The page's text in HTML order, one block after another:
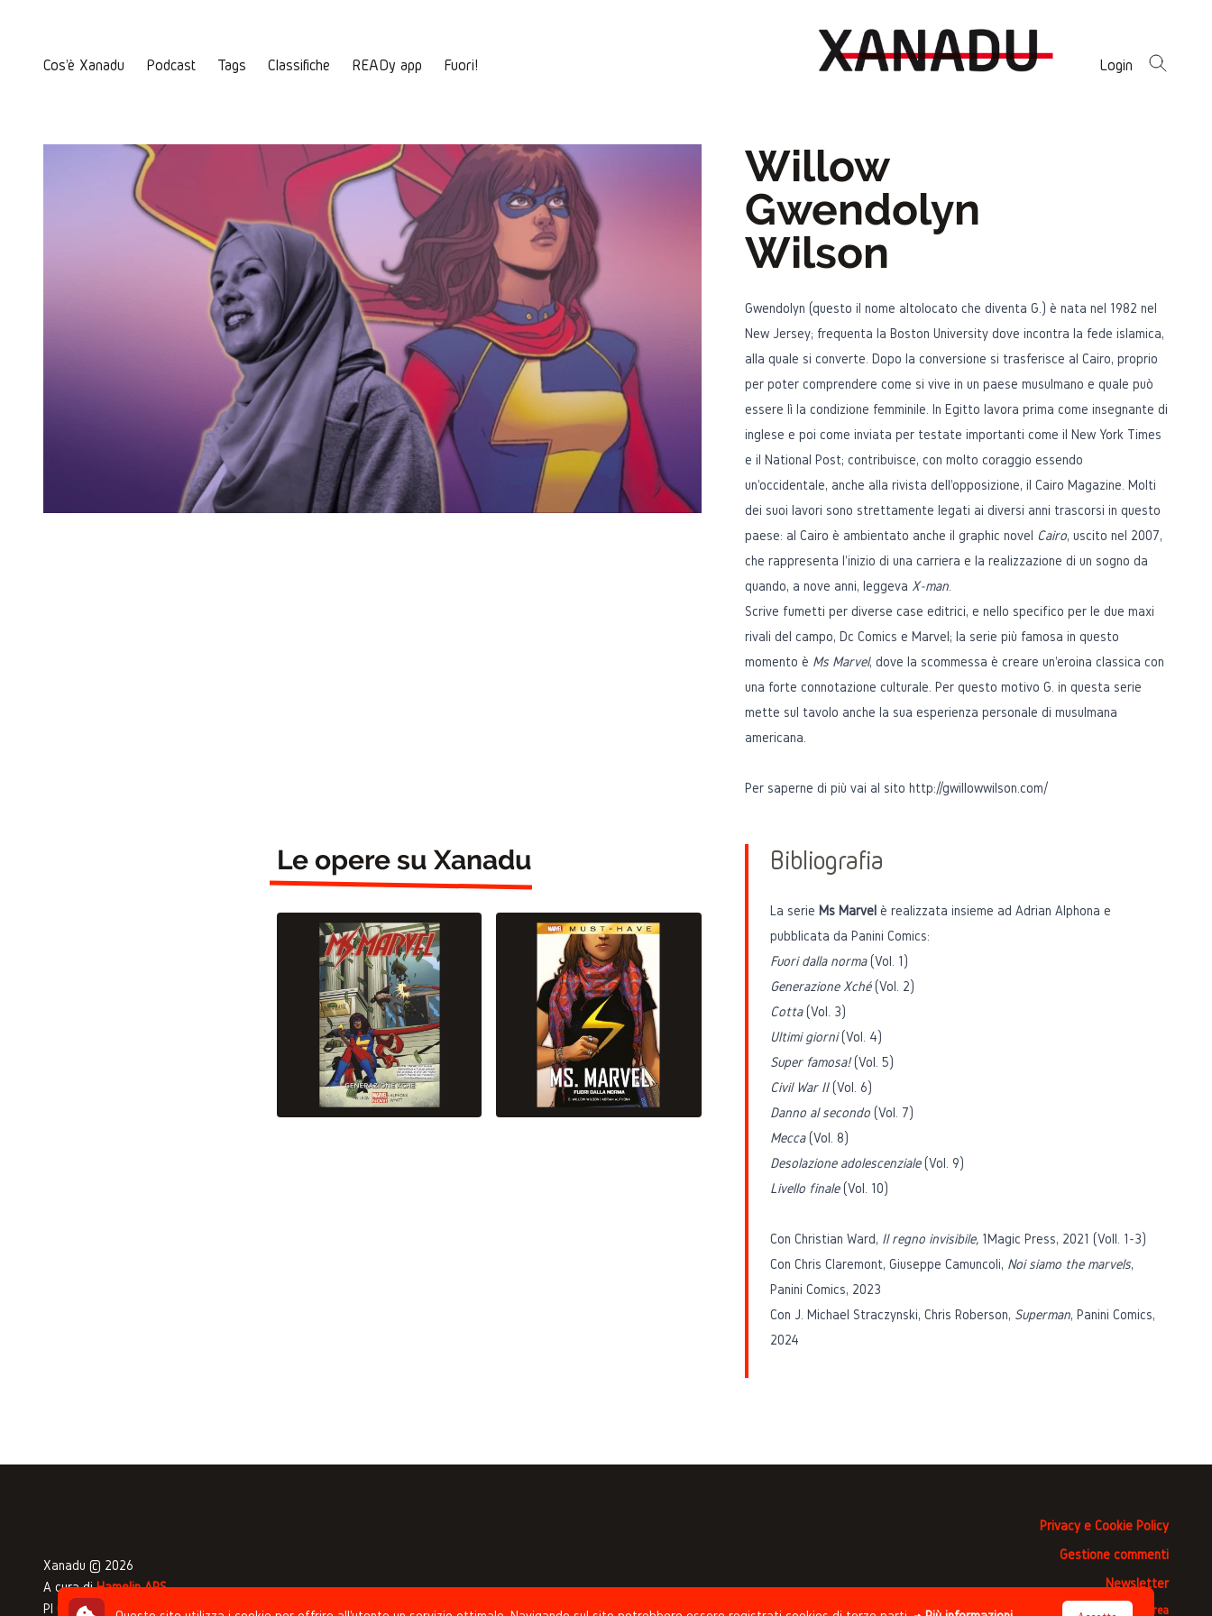
Cos'è Xanadu Podcast Tags Classifiche READy app Fuori! Login
Willow
Gwendolyn
Wilson
Gwendolyn (questo il nome altolocato che diventa G.) è nata nel 1982 nel
New Jersey; frequenta la Boston University dove incontra la fede islamica,
alla quale si converte. Dopo la conversione si trasferisce al Cairo, proprio
per poter comprendere come si vive in un paese musulmano e quale può
essere lì la condizione femminile. In Egitto lavora prima come insegnante di
inglese e poi come inviata per testate importanti come il New York Times
e il National Post; contribuisce, con molto coraggio essendo
un'occidentale, anche alla rivista dell'opposizione, il Cairo Magazine. Molti
dei suoi lavori sono strettamente legati ai diversi anni trascorsi in questo
paese: al Cairo è ambientato anche il graphic novel Cairo, uscito nel 2007,
che rappresenta l'inizio di una carriera e la realizzazione di un sogno da
quando, a nove anni, leggeva X-man.
Scrive fumetti per diverse case editrici, e nello specifico per le due maxi
rivali del campo, Dc Comics e Marvel; la serie più famosa in questo
momento è Ms Marvel, dove la scommessa è creare un'eroina classica con
una forte connotazione culturale. Per questo motivo G. in questa serie
mette sul tavolo anche la sua esperienza personale di musulmana
americana.
Per saperne di più vai al sito http://gwillowwilson.com/
Le opere su Xanadu Bibliografia
La serie Ms Marvelè realizzata insieme ad Adrian Alphona e
pubblicata da Panini Comics:
Fuori dalla norma(Vol. 1)
Generazione Xché(Vol. 2)
Cotta(Vol. 3)
Ultimi giorni(Vol. 4)
Super famosa!(Vol. 5)
Civil War II(Vol. 6)
Danno al secondo(Vol. 7)
Mecca(Vol. 8)
Desolazione adolescenziale(Vol. 9)
Livello finale(Vol. 10)
Con Christian Ward, Il regno invisibile, 1Magic Press, 2021 (Voll. 1-3)
Con Chris Claremont, Giuseppe Camuncoli, Noi siamo the marvels,
Panini Comics, 2023
Con J. Michael Straczynski, Chris Roberson, Superman, Panini Comics,
2024
Xanadu © 2026
A cura diHamelin APS
PI 04332650375 - CF 92047890378
Privacy e Cookie Policy
Gestione commenti
Newsletter
Progettato daStudio Clip , sviluppato da Andrea